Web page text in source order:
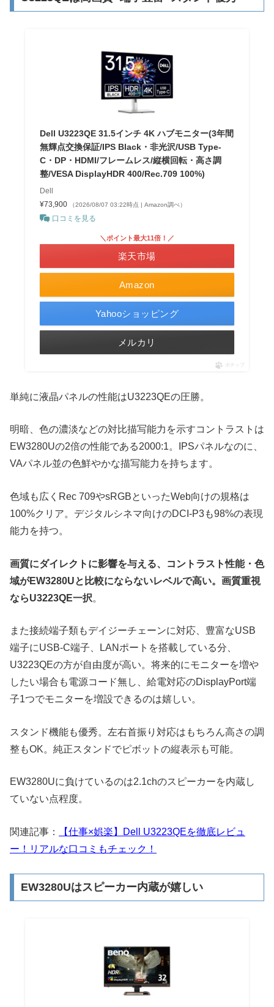
Dell U3223QE 31.5インチ 4K ハブモニター(3年間
無輝点交換保証/IPS Black・非光沢/USB Type-
C・DP・HDMI/フレームレス/縦横回転・高さ調
整/VESA DisplayHDR 400/Rec.709 100%)
Dell
¥73,900
（2026/08/07 03:22時点 | Amazon調べ）
口コミを見る
Amazon
＼ポイント最大11倍！／
楽天市場
Yahooショッピング
メルカリ
ポチップ
単純に液晶パネルの性能はU3223QEの圧勝。
明暗、色の濃淡などの対比描写能力を示すコントラストは
EW3280Uの2倍の性能である2000:1。IPSパネルなのに、
VAパネル並の色鮮やかな描写能力を持ちます。
色域も広くRec 709やsRGBといったWeb向けの規格は
100%クリア。デジタルシネマ向けのDCI-P3も98%の表現
能力を持つ。
画質にダイレクトに影響を与える、コントラスト性能・色
域がEW3280Uと比較にならないレベルで高い。画質重視
ならU3223QE一択。
また接続端子類もデイジーチェーンに対応、豊富なUSB
端子にUSB-C端子、LANポートを搭載している分、
U3223QEの方が自由度が高い。将来的にモニターを増や
したい場合も電源コード無し、給電対応のDisplayPort端
子1つでモニターを増設できるのは嬉しい。
スタンド機能も優秀。左右首振り対応はもちろん高さの調
整もOK。純正スタンドでピボットの縦表示も可能。
EW3280Uに負けているのは2.1chのスピーカーを内蔵し
ていない点程度。
関連記事：
【仕事×娯楽】Dell U3223QEを徹底レビュ
ー！リアルな口コミもチェック！
EW3280Uはスピーカー内蔵が嬉しい